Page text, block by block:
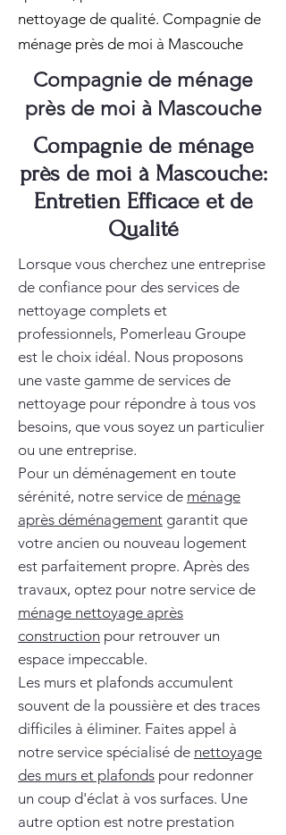
nettoyage de qualité. Compagnie de
ménage près de moi à Mascouche
Compagnie de ménage
près de moi à Mascouche
Compagnie de ménage
près de moi à Mascouche:
Entretien Efficace et de
Qualité
Lorsque vous cherchez une entreprise
de confiance pour des services de
nettoyage complets et
professionnels, Pomerleau Groupe
est le choix idéal. Nous proposons
une vaste gamme de services de
nettoyage pour répondre à tous vos
besoins, que vous soyez un particulier
ou une entreprise.
Pour un déménagement en toute
sérénité, notre service de ménage
après déménagement garantit que
votre ancien ou nouveau logement
est parfaitement propre. Après des
travaux, optez pour notre service de
ménage nettoyage après
construction pour retrouver un
espace impeccable.
Les murs et plafonds accumulent
souvent de la poussière et des traces
difficiles à éliminer. Faites appel à
notre service spécialisé de nettoyage
des murs et plafonds pour redonner
un coup d'éclat à vos surfaces. Une
autre option est notre prestation